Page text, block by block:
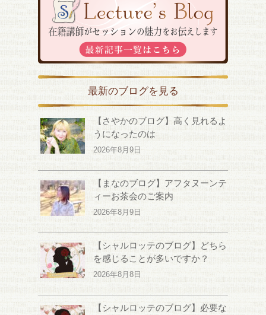
最新のブログを見る
【さやかのブログ】高く見れるよ
うになったのは
2026年8月9日
【まなのブログ】アフタヌーンテ
ィーお茶会のご案内
2026年8月9日
【シャルロッテのブログ】どちら
を感じることが多いですか？
2026年8月8日
【シャルロッテのブログ】必要な